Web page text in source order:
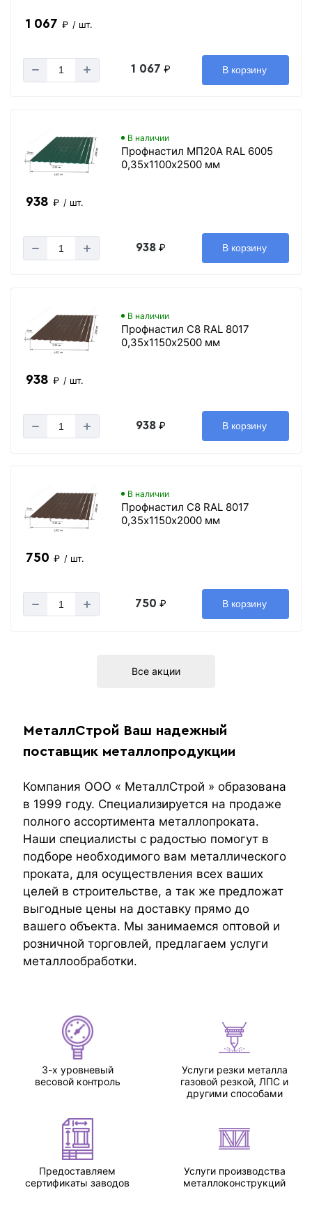
1 067 ₽ / шт.
1 067 ₽ В корзину
В наличии
Профнастил МП20А RAL 6005
0,35х1100х2500 мм
938 ₽ / шт.
938₽ В корзину
В наличии
Профнастил С8 RAL 8017
0,35х1150х2500 мм
938 ₽ / шт.
938₽ В корзину
В наличии
Профнастил С8 RAL 8017
0,35х1150х2000 мм
750 ₽ / шт.
750 ₽ В корзину
Все акции
МеталлСтрой Ваш надежный
поставщик металлопродукции
Компания ООО « МеталлСтрой » образована
в 1999 году. Специализируется на продаже
полного ассортимента металлопроката.
Наши специалисты с радостью помогут в
подборе необходимого вам металлического
проката, для осуществления всех ваших
целей в строительстве, а так же предложат
выгодные цены на доставку прямо до
вашего объекта. Мы занимаемся оптовой и
розничной торговлей, предлагаем услуги
металлообработки.
3-х уровневый
весовой контроль
Услуги резки металла
газовой резкой, ЛПС и
другими способами
Предоставляем
сертификаты заводов
Услуги производства
металлоконструкций